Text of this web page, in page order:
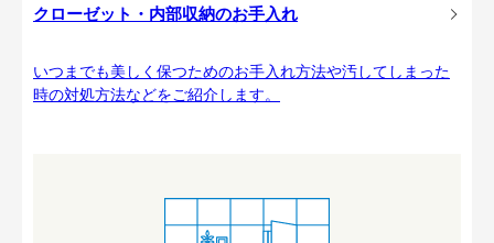
クローゼット・内部収納のお手入れ
いつまでも美しく保つためのお手入れ方法や汚してしまった
時の対処方法などをご紹介します。